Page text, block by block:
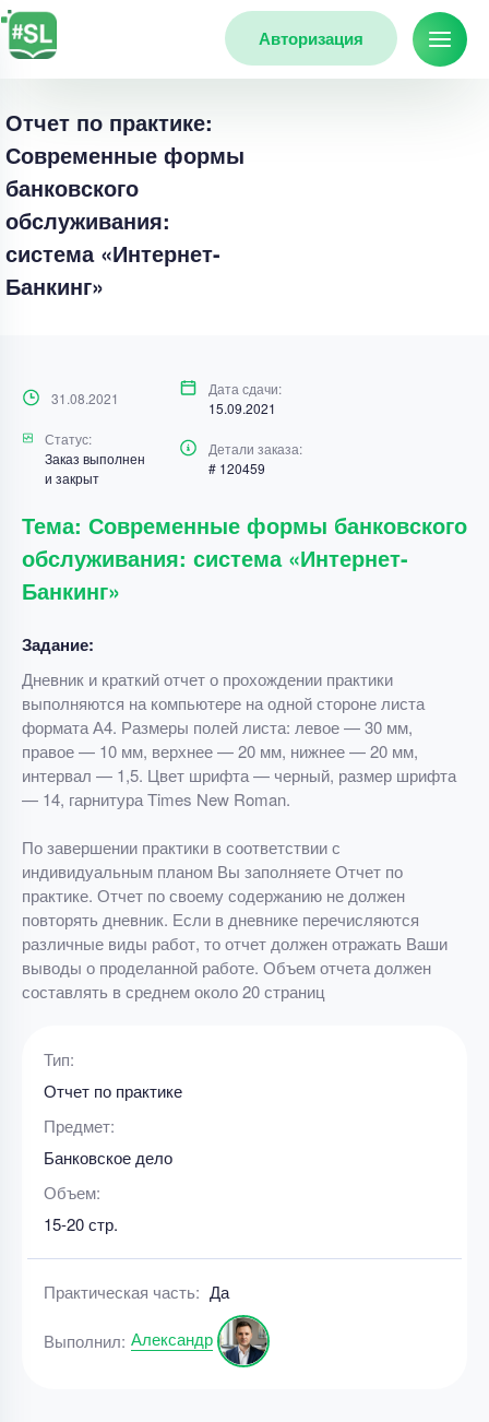
Авторизация
Отчет по практике:
Современные формы
банковского
обслуживания:
система «Интернет-
Банкинг»
31.08.2021
Дата сдачи:
15.09.2021
Статус:
Заказ выполнен
и закрыт
Детали заказа:
# 120459
Тема: Современные формы банковского
обслуживания: система «Интернет-
Банкинг»
Задание:
Дневник и краткий отчет о прохождении практики
выполняются на компьютере на одной стороне листа
формата А4. Размеры полей листа: левое — 30 мм,
правое — 10 мм, верхнее — 20 мм, нижнее — 20 мм,
интервал — 1,5. Цвет шрифта — черный, размер шрифта
— 14, гарнитура Times New Roman.
По завершении практики в соответствии с
индивидуальным планом Вы заполняете Отчет по
практике. Отчет по своему содержанию не должен
повторять дневник. Если в дневнике перечисляются
различные виды работ, то отчет должен отражать Ваши
выводы о проделанной работе. Объем отчета должен
составлять в среднем около 20 страниц
Тип:
Отчет по практике
Предмет:
Банковское дело
Объем:
15-20 стр.
Практическая часть: Да
Выполнил: Александр